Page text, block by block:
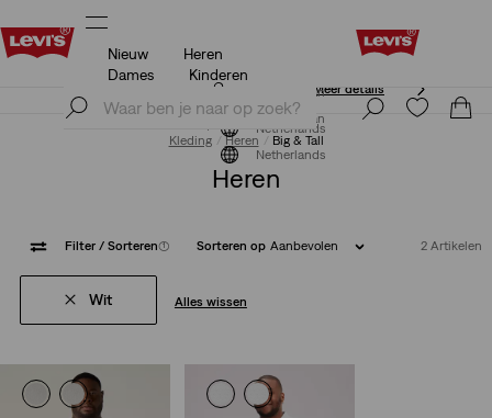
Klarna: KOOP NU & BETAAL LATER!
Meld je nu aan
Netherlands
Nieuw
Heren
Dames
Kinderen
Klarna: KOOP NU & BETAAL LATER!
Meer details
Meld je nu aan
Netherlands
Kleding Heren Big & Tall
Heren
Filter / Sorteren(1) Sorteren op Aanbevolen 2 Artikelen
Wit Alles wissen